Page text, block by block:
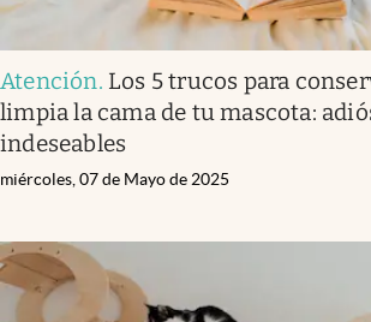
Atención. Los 5 trucos para
limpia la cama de tu mascota:
indeseables
miércoles, 07 de Mayo de 2025